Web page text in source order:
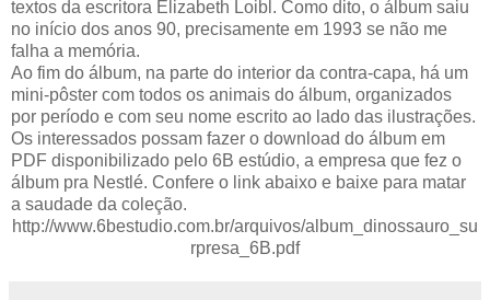
textos da escritora Elizabeth Loibl. Como dito, o álbum saiu
no início dos anos 90, precisamente em 1993 se não me
falha a memória.
Ao fim do álbum, na parte do interior da contra-capa, há um
mini-pôster com todos os animais do álbum, organizados
por período e com seu nome escrito ao lado das ilustrações.
Os interessados possam fazer o download do álbum em
PDF disponibilizado pelo 6B estúdio, a empresa que fez o
álbum pra Nestlé. Confere o link abaixo e baixe para matar
a saudade da coleção.
http://www.6bestudio.com.br/arquivos/album_dinossauro_su
rpresa_6B.pdf